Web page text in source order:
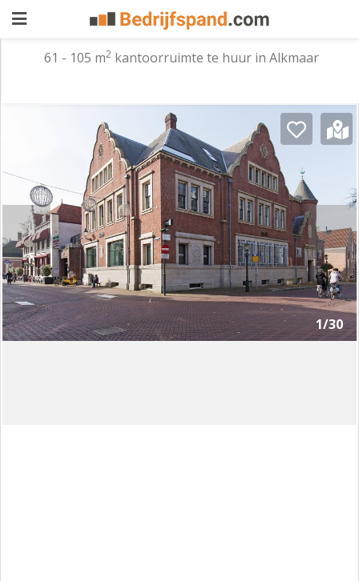
Waarom
adverteren
Premium
adverteren
Blog
Registreren
Login
61 - 105 m2kantoorruimte te huur in Alkmaar
1/30